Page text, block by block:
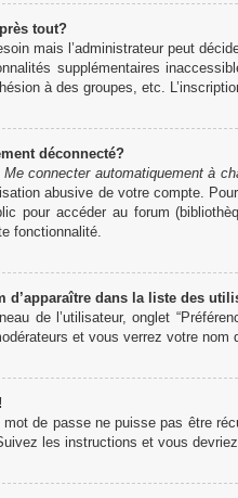
tout?
mais l’administrateur peut
supplémentaires
à des groupes, etc.
déconnecté?
Me connecter automatiquement à
abusive de votre compte.
pour accéder au forum
fonctionnalité.
d’apparaître dans la liste des
de l’utilisateur, onglet
et vous verrez votre
de passe ne puisse pas être
les instructions et vous